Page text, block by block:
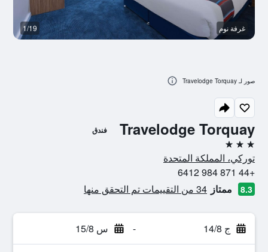
Travelodge Torquay فندق
3 نجوم
توركي، المملكة المتحدة
+44 871 984 6412
8.3 ممتاز 34 من التقييمات تم التحقق منها
ج 14/8 - س 15/8
غرفة نوم 1/19
صور لـ Travelodge Torquay